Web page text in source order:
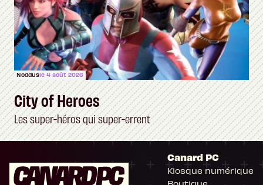
Noddusle 4 août 2026
City of Heroes
Les super-héros qui super-errent
Canard PC
Kiosque numérique